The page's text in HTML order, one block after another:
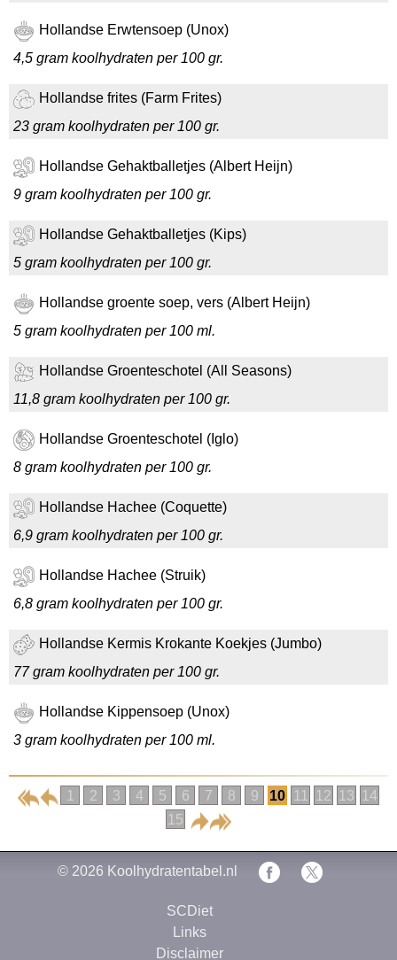
Hollandse Erwtensoep (Unox)
4,5 gram koolhydraten per 100 gr.
Hollandse frites (Farm Frites)
23 gram koolhydraten per 100 gr.
Hollandse Gehaktballetjes (Albert Heijn)
9 gram koolhydraten per 100 gr.
Hollandse Gehaktballetjes (Kips)
5 gram koolhydraten per 100 gr.
Hollandse groente soep, vers (Albert Heijn)
5 gram koolhydraten per 100 ml.
Hollandse Groenteschotel (All Seasons)
11,8 gram koolhydraten per 100 gr.
Hollandse Groenteschotel (Iglo)
8 gram koolhydraten per 100 gr.
Hollandse Hachee (Coquette)
6,9 gram koolhydraten per 100 gr.
Hollandse Hachee (Struik)
6,8 gram koolhydraten per 100 gr.
Hollandse Kermis Krokante Koekjes (Jumbo)
77 gram koolhydraten per 100 gr.
Hollandse Kippensoep (Unox)
3 gram koolhydraten per 100 ml.
1 2 3 4 5 6 7 8 9 10 11 12 13
14
15
© 2026 Koolhydratentabel.nl
SCDiet
Links
Disclaimer